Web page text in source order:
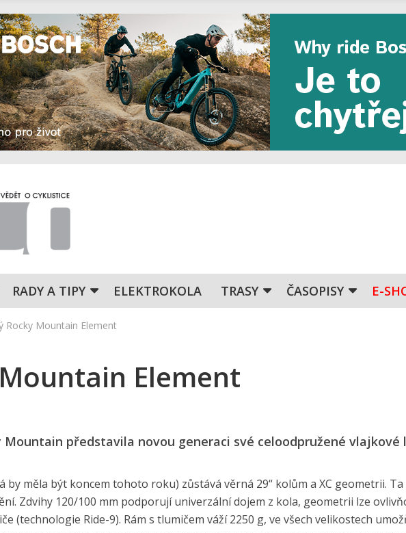
RADY A TIPY ELEKTROKOLA TRASY ČASOPISY E-
Rocky Mountain Element
Element
Mountain představila novou generaci své celoodpružené vlajkové
by měla být koncem tohoto roku) zůstává věrná 29“ kolům a XC geometrii. Ta
Zdvihy 120/100 mm podporují univerzální dojem z kola, geometrii lze
(technologie Ride-9). Rám s tlumičem váží 2250 g, ve všech velikostech